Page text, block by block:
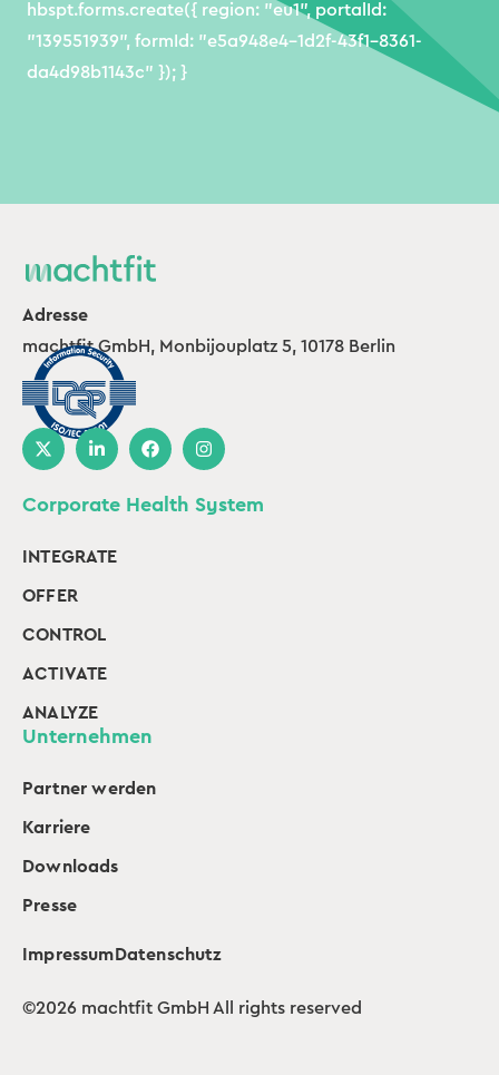
hbspt.forms.create({ region: "eu1", portalId:
"139551939", formId: "e5a948e4-1d2f-43f1-8361-
da4d98b1143c" }); }
Adresse
machtfit GmbH, Monbijouplatz 5, 10178 Berlin
Corporate Health System
INTEGRATE
OFFER
CONTROL
ACTIVATE
ANALYZE
Unternehmen
Partner werden
Karriere
Downloads
Presse
©2026 machtfit GmbH All rights reserved
Impressum Datenschutz